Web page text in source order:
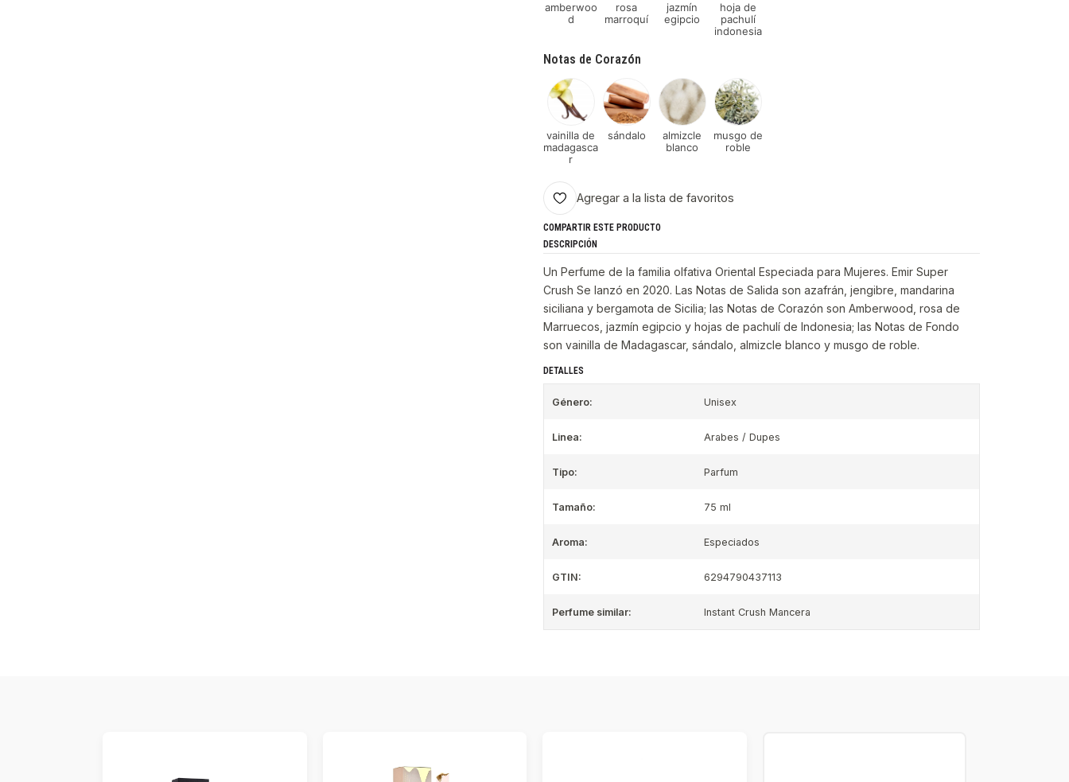
amberwoo
d
rosa
marroquí
jazmín
egipcio
hoja de
pachulí
indonesia
Notas de Corazón
vainilla de
madagasca
r
sándalo
almizcle
blanco
musgo de
roble
Agregar a la lista de favoritos
COMPARTIR ESTE PRODUCTO
DESCRIPCIÓN
Un Perfume de la familia olfativa Oriental Especiada para Mujeres. Emir Super
Crush Se lanzó en 2020. Las Notas de Salida son azafrán, jengibre, mandarina
siciliana y bergamota de Sicilia; las Notas de Corazón son Amberwood, rosa de
Marruecos, jazmín egipcio y hojas de pachulí de Indonesia; las Notas de Fondo
son vainilla de Madagascar, sándalo, almizcle blanco y musgo de roble.
DETALLES
Género: Unisex
Linea: Arabes / Dupes
Tipo: Parfum
Tamaño: 75 ml
Aroma: Especiados
GTIN: 6294790437113
Perfume similar: Instant Crush Mancera